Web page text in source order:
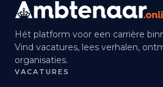
Hét platform voor een carrière
Vind vacatures, lees verhalen,
organisaties.
VACATURES